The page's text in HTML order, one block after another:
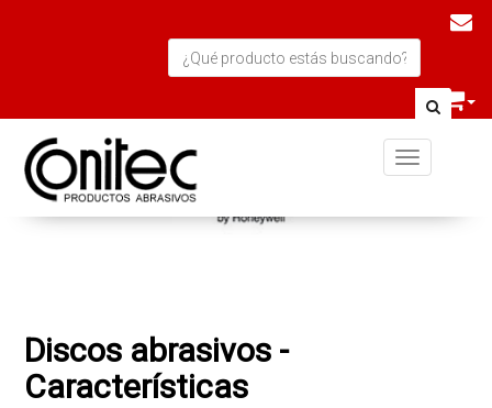
Toggle
Discos abrasivos -
Características